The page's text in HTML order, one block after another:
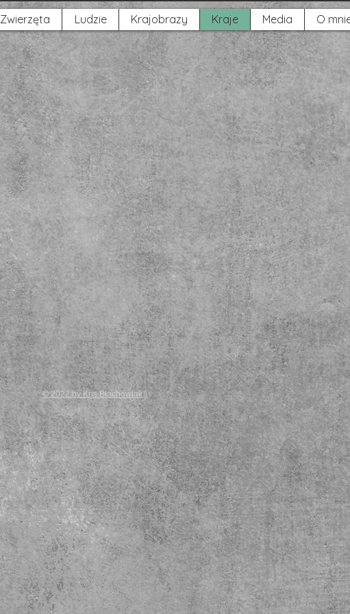
Zwierzęta Ludzie Krajobrazy Kraje Media O
© 2022 by Kris Błachowiak